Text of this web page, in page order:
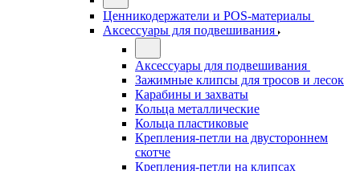
Ценникодержатели и POS-материалы
Аксессуары для подвешивания
Аксессуары для подвешивания
Зажимные клипсы для тросов и лесок
Карабины и захваты
Кольца металлические
Кольца пластиковые
Крепления-петли на двустороннем
скотче
Крепления-петли на клипсах